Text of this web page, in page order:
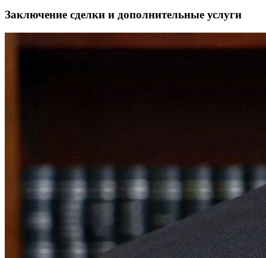
Заключение сделки и дополнительные услуги